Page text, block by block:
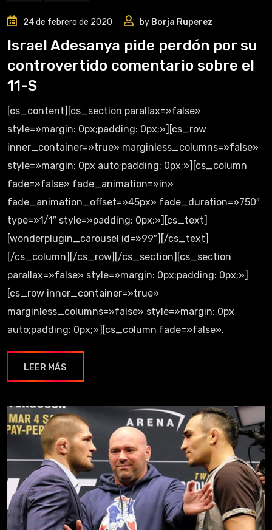
24 de febrero de 2020 by Borja Ruperez
Israel Adesanya pide perdón por su
controvertido comentario sobre el
11-S
[cs_content][cs_section parallax=»false»
style=»margin: 0px;padding: 0px;»][cs_row
inner_container=»true» marginless_columns=»false»
style=»margin: 0px auto;padding: 0px;»][cs_column
fade=»false» fade_animation=»in»
fade_animation_offset=»45px» fade_duration=»750″
type=»1/1″ style=»padding: 0px;»][cs_text]
[wonderplugin_carousel id=»99″][/cs_text]
[/cs_column][/cs_row][/cs_section][cs_section
parallax=»false» style=»margin: 0px;padding: 0px;»]
[cs_row inner_container=»true»
marginless_columns=»false» style=»margin: 0px
auto;padding: 0px;»][cs_column fade=»false».
LEER MÁS